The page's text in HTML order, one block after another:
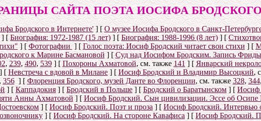
САЙТА ПОЭТА ИОСИФА БРОДСКОГО
Бродского в Интернете'] [О музее Иосифа Бродского в Санкт-
] [Биография: 1972-1987 (15 лет)] [Биография: 1988-1996 (8 лет)] [
] [Фотографии] [Голос поэта: Иосиф Бродский читает свои стихи] [
к Марине Басмановой] [Суд над Иосифом Бродским. Запись
,239,490,539] [Похороны Ахматовой, см. также141] [ Январский
[Невстреча с вдовой в Милане] [Иосиф Бродский и Владимир Высоцкий,
356] [Флоренция Бродского, музей Данте во Флоренции, см. также328,344
] [Каппадокия] [Бродский в Польше] [Бродский о Баратынском] [Иосиф
Анны Ахматовой] [Иосиф Бродский. Сын цивилизации. Эссе об Осипе
] [Иосиф Бродский. Поэт и проза] [Иосиф Бродский. Интервью
] [Иосиф Бродский. На стороне Кавафиса ] [Иосиф Бродский.